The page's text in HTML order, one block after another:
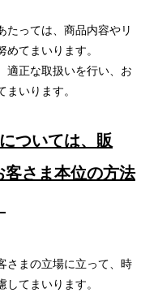
たっては、商品内容やリ
てまいります。
適正な取扱いを行い、お
いります。
ついては、販
さま本位の方法
さまの立場に立って、時
てまいります。